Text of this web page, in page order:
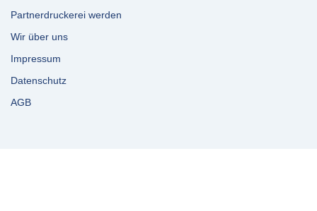
Partnerdruckerei werden
Wir über uns
Impressum
Datenschutz
AGB